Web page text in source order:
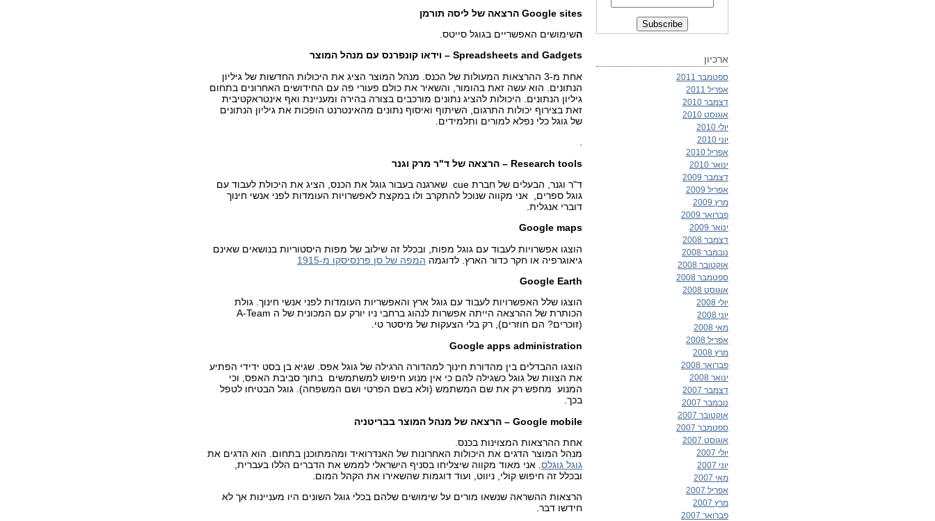
Google sites הרצאה של ליסה תורמן
השימושים האפשריים בגוגל סייטס.
Spreadsheets and Gadgets – וידאו קונפרנס עם מנהל המוצר
אחת מ-3 ההרצאות המעולות של הכנס. מנהל המוצר הציג את היכולות החדשות של גיליון
הנתונים. הוא עשה זאת בהומור, והשאיר את כולם פעורי פה עם החידושים האחרונים בתחום
גיליון הנתונים. היכולות להציג נתונים מורכבים בצורה בהירה ומעניינת ואף אינטראקטיבית
זאת בצירוף יכולות התרגום, השיתוף ואיסוף נתונים מהאינטרנט הופכות את גיליון הנתונים
של גוגל כלי נפלא למורים ותלמידים.
Research tools – הרצאה של ד"ר מרק וגנר
ד"ר וגנר, הבעלים של חברת cue שארגנה בעבור גוגל את הכנס, הציג את היכולת לעבוד עם
גוגל ספרים, אני מקווה שנוכל להתקרב ולו במקצת לאפשרויות העומדות לפני אנשי חינוך
דוברי אנגלית.
Google maps
הוצגו אפשרויות לעבוד עם גוגל מפות, ובכלל זה שילוב של מפות היסטוריות בנושאים שאינם
גיאוגרפיה או חקר כדור הארץ. לדוגמה המפה של סן פרנסיסקו מ-1915
Google Earth
הוצגו שלל האפשרויות לעבוד עם גוגל ארץ והאפשריות העומדות לפני אנשי חינוך. גולת
הכותרת של ההרצאה הייתה אפשרות לנהוג ברחבי ניו יורק עם המכונית של ה A-Team
(זוכרים? הם חוזרים), רק בלי הצעקות של מיסטר טי.
Google apps administration
הוצגו ההבדלים בין מהדורת חינוך למהדורה הרגילה של גוגל אפס. שגיא בן בסט ידידי הפתיע
את הצוות של גוגל כשגילה להם כי אין מנוע חיפוש למשתמשים בתוך סביבת האפס, וכי
המנוע מחפש רק את שם המשתמש (ולא בשם הפרטי ושם המשפחה). גוגל הבטיחו לטפל
בכך.
Google mobile – הרצאה של מנהל המוצר בבריטניה
אחת ההרצאות המצוינות בכנס.
מנהל המוצר הדגים את היכולות האחרונות של האנדרואיד ומהמתוכנן בתחום. הוא הדגים את
גוגל גוגלס . אני מאוד מקווה שיצליחו בסניף הישראלי לממש את הדברים הללו בעברית,
ובכלל זה חיפוש קולי, ניווט, ועוד דוגמות שהשאירו את הקהל המום.
הרצאות ההשראה שנשאו מורים על שימושים שלהם בכלי גוגל השונים היו מעניינות אך לא
חידשו דבר.
ארכיון
ספטמבר 2011
אפריל 2011
דצמבר 2010
אוגוסט 2010
יולי 2010
יוני 2010
אפריל 2010
ינואר 2010
דצמבר 2009
אפריל 2009
מרץ 2009
פברואר 2009
ינואר 2009
דצמבר 2008
נובמבר 2008
אוקטובר 2008
ספטמבר 2008
אוגוסט 2008
יולי 2008
יוני 2008
מאי 2008
אפריל 2008
מרץ 2008
פברואר 2008
ינואר 2008
דצמבר 2007
נובמבר 2007
אוקטובר 2007
ספטמבר 2007
אוגוסט 2007
יולי 2007
יוני 2007
מאי 2007
אפריל 2007
מרץ 2007
פברואר 2007